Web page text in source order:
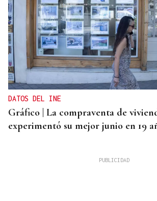
DATOS DEL INE
Gráfico | La compraventa de
experimentó su mejor junio en 19